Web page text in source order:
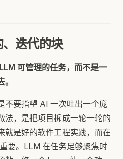
迭代的块
可管理的任务，而不是一
不要指望 AI 一次吐出一个庞
法，是把项目拆成一轮一轮的
就是好的软件工程实践，而在
要。LLM 在任务足够聚焦时